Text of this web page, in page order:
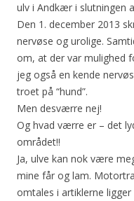
ulv i Andkær i slutningen
Den 1. december 2013
nervøse og urolige.
om, at der var mulighed
jeg også en kende
troet på “hund”.
Men desværre nej!
Og hvad værre er – det
området!!
Ja, ulve kan nok være
mine får og lam.
omtales i artiklerne